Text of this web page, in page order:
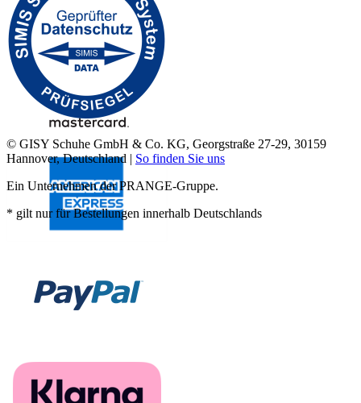
© GISY Schuhe GmbH & Co. KG, Georgstraße 27-29, 30159
Hannover, Deutschland | So finden Sie uns
Ein Unternehmen der PRANGE-Gruppe.
* gilt nur für Bestellungen innerhalb Deutschlands